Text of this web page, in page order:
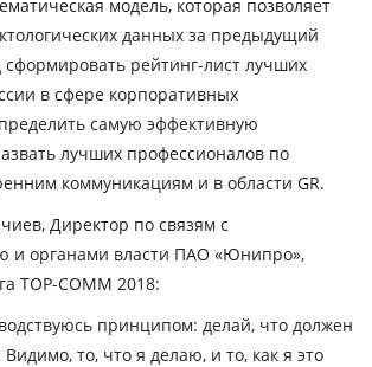
модель, которая позволяет
данных за предыдущий
сформировать рейтинг-лист лучших
в сфере корпоративных
самую эффективную
лучших профессионалов по
коммуникациям и в области GR.
Директор по связям с
и органами власти ПАО «Юнипро»,
TOP-COMM 2018:
принципом: делай, что должен
Видимо, то, что я делаю, и то, как я это